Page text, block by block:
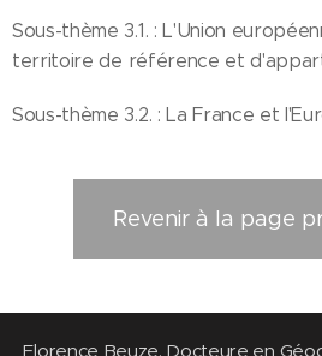
Sous-thème 3.1. : L'Union
territoire de référence et
Sous-thème 3.2. : La France et
Revenir à la page
Florence Beuze, Docteure en